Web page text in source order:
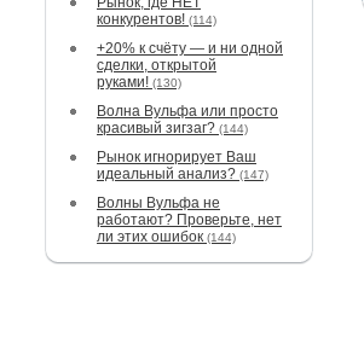
конкурентов! (114)
+20% к счёту — и ни одной
сделки, открытой
руками! (130)
Волна Вульфа или просто
красивый зигзаг? (144)
Рынок игнорирует Ваш
идеальный анализ? (147)
Волны Вульфа не
работают? Проверьте, нет
ли этих ошибок (144)